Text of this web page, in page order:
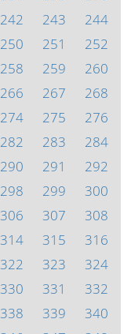
242 243
244
250 251
252
258 259
260
266 267
268
274 275
276
282 283
284
290 291
292
298 299
300
306 307
308
314 315
316
322 323
324
330 331
332
338 339
340